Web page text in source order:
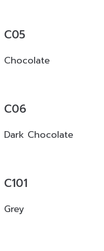
C05
Chocolate
C06
Dark Chocolate
C101
Grey